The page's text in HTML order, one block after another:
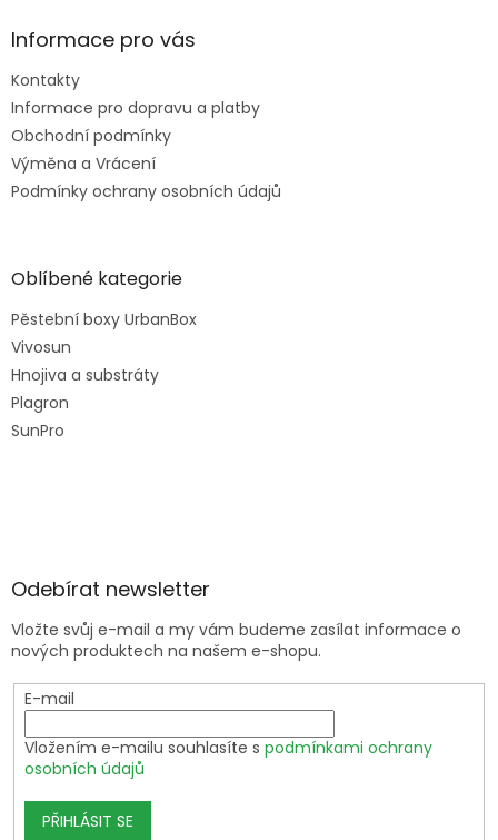
Informace pro vás
Kontakty
Informace pro dopravu a platby
Obchodní podmínky
Výměna a Vrácení
Podmínky ochrany osobních údajů
Oblíbené kategorie
Pěstební boxy UrbanBox
Vivosun
Hnojiva a substráty
Plagron
SunPro
Odebírat newsletter
Vložte svůj e-mail a my vám budeme zasílat informace o
nových produktech na našem e-shopu.
E-mail
Vložením e-mailu souhlasíte s podmínkami ochrany
osobních údajů
PŘIHLÁSIT SE